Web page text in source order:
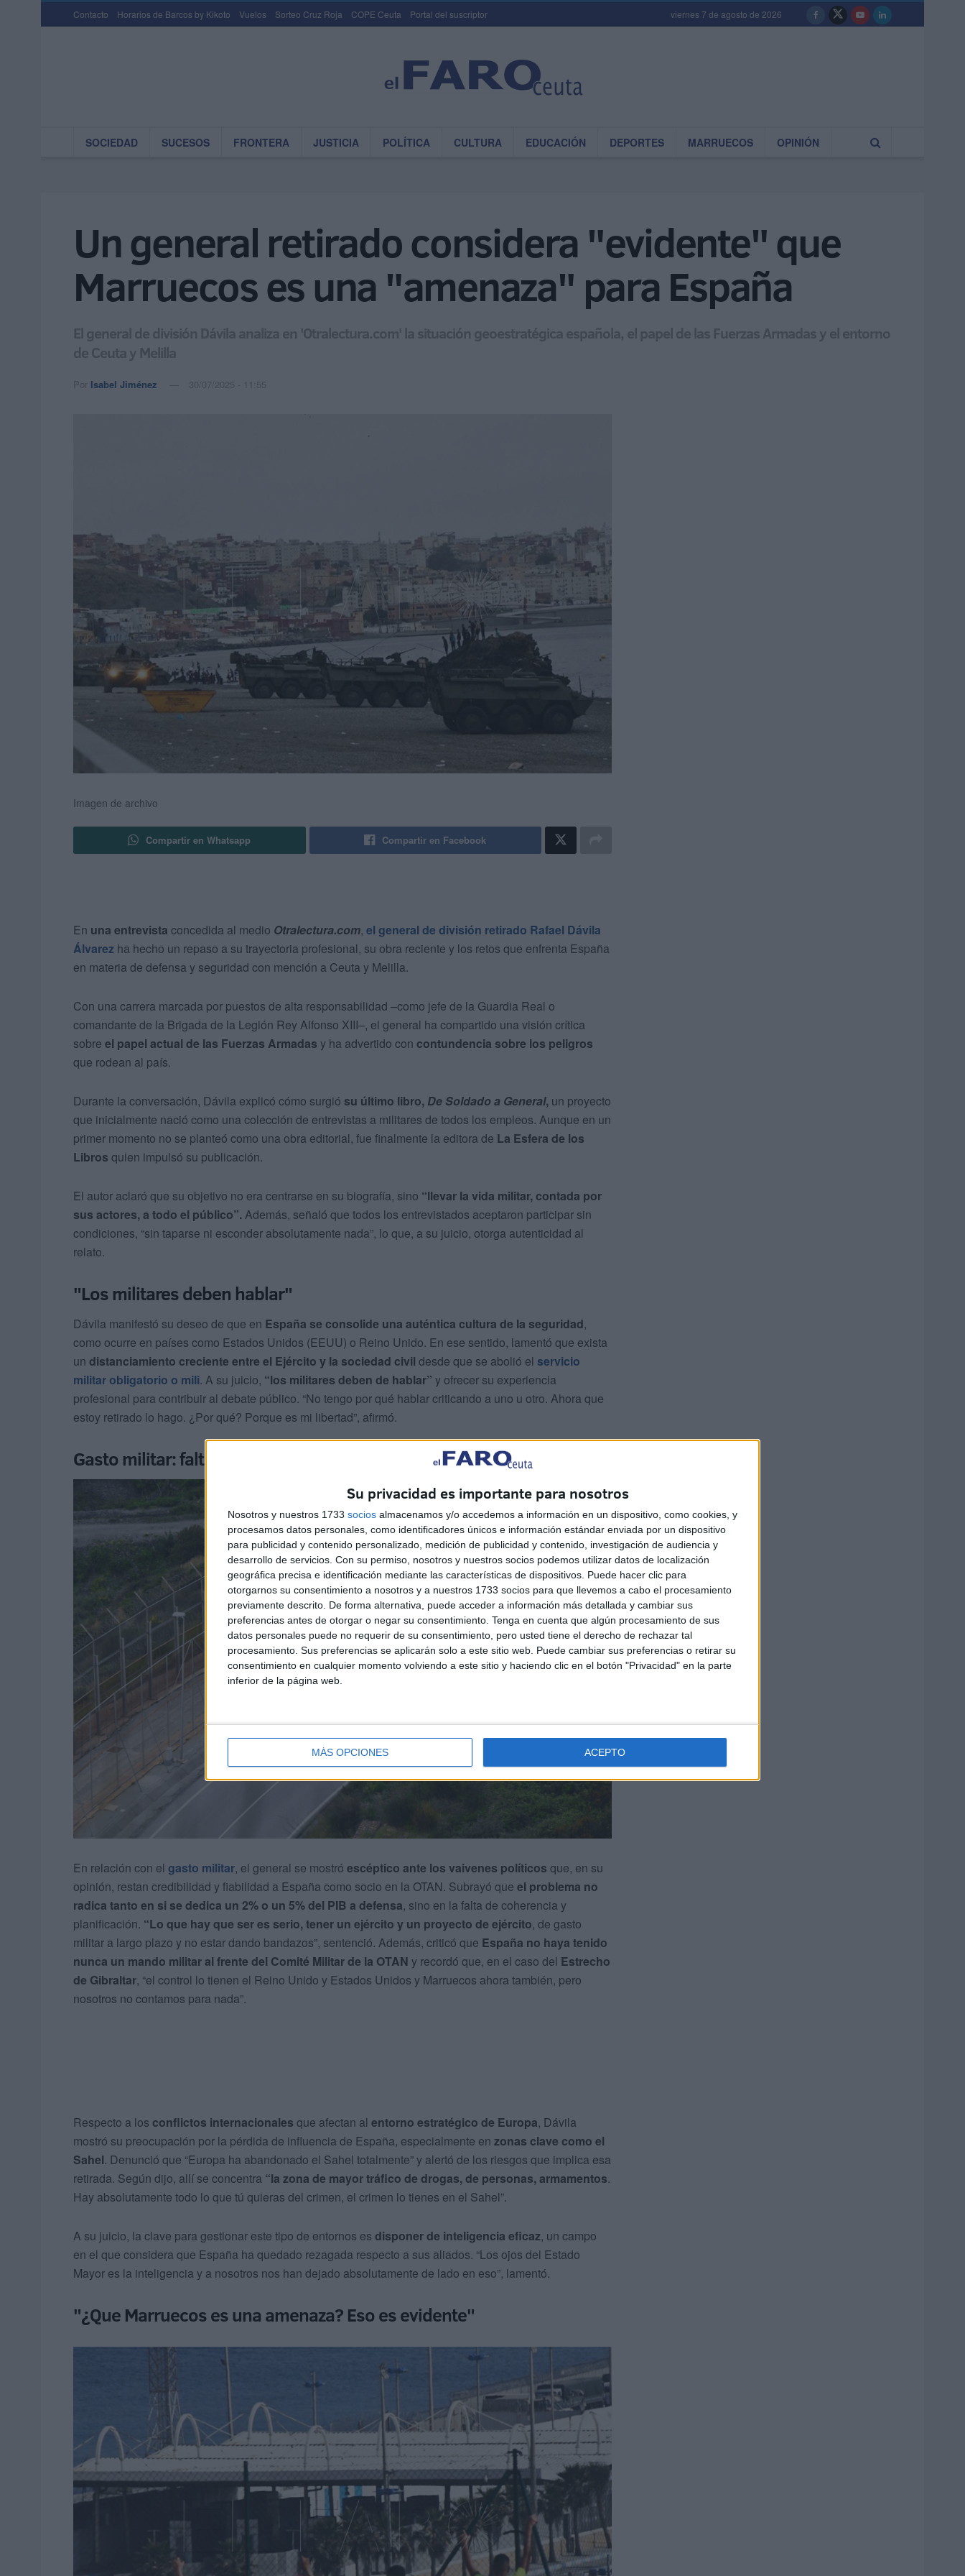
Su privacidad es importante para nosotros
Nosotros y nuestros 1733 socios almacenamos y/o accedemos a información en un dispositivo, como cookies, y
procesamos datos personales, como identificadores únicos e información estándar enviada por un dispositivo
para publicidad y contenido personalizado, medición de publicidad y contenido, investigación de audiencia y
desarrollo de servicios. Con su permiso, nosotros y nuestros socios podemos utilizar datos de localización
geográfica precisa e identificación mediante las características de dispositivos. Puede hacer clic para
otorgarnos su consentimiento a nosotros y a nuestros 1733 socios para que llevemos a cabo el procesamiento
previamente descrito. De forma alternativa, puede acceder a información más detallada y cambiar sus
preferencias antes de otorgar o negar su consentimiento. Tenga en cuenta que algún procesamiento de sus
datos personales puede no requerir de su consentimiento, pero usted tiene el derecho de rechazar tal
procesamiento. Sus preferencias se aplicarán solo a este sitio web. Puede cambiar sus preferencias o retirar su
consentimiento en cualquier momento volviendo a este sitio y haciendo clic en el botón "Privacidad" en la parte
inferior de la página web.
MÁS OPCIONES ACEPTO
Contacto Horarios de Barcos by Kikoto Vuelos Sorteo Cruz Roja COPE Ceuta Portal del suscriptor viernes 7 de agosto de 2026
SOCIEDAD SUCESOS FRONTERA JUSTICIA POLÍTICA CULTURA EDUCACIÓN DEPORTES MARRUECOS OPINIÓN
Un general retirado considera "evidente" que
Marruecos es una "amenaza" para España
El general de división Dávila analiza en 'Otralectura.com' la situación geoestratégica española, el papel de las Fuerzas Armadas y el entorno
de Ceuta y Melilla
Por Isabel Jiménez 30/07/2025 - 11:55
Imagen de archivo
Compartir en Whatsapp Compartir en Facebook
En una entrevista concedida al medio Otralectura.com, el general de división retirado Rafael Dávila
Álvarez ha hecho un repaso a su trayectoria profesional, su obra reciente y los retos que enfrenta España
en materia de defensa y seguridad con mención a Ceuta y Melilla.
Con una carrera marcada por puestos de alta responsabilidad –como jefe de la Guardia Real o
comandante de la Brigada de la Legión Rey Alfonso XIII–, el general ha compartido una visión crítica
sobre el papel actual de las Fuerzas Armadas y ha advertido con contundencia sobre los peligros
que rodean al país.
Durante la conversación, Dávila explicó cómo surgió su último libro, De Soldado a General, un proyecto
que inicialmente nació como una colección de entrevistas a militares de todos los empleos. Aunque en un
primer momento no se planteó como una obra editorial, fue finalmente la editora de La Esfera de los
Libros quien impulsó su publicación.
El autor aclaró que su objetivo no era centrarse en su biografía, sino “llevar la vida militar, contada por
sus actores, a todo el público”. Además, señaló que todos los entrevistados aceptaron participar sin
condiciones, “sin taparse ni esconder absolutamente nada”, lo que, a su juicio, otorga autenticidad al
relato.
"Los militares deben hablar"
Dávila manifestó su deseo de que en España se consolide una auténtica cultura de la seguridad,
como ocurre en países como Estados Unidos (EEUU) o Reino Unido. En ese sentido, lamentó que exista
un distanciamiento creciente entre el Ejército y la sociedad civil desde que se abolió el servicio
militar obligatorio o mili. A su juicio, “los militares deben de hablar” y ofrecer su experiencia
profesional para contribuir al debate público. “No tengo por qué hablar criticando a uno u otro. Ahora que
estoy retirado lo hago. ¿Por qué? Porque es mi libertad”, afirmó.
Gasto militar: falta de coherencia y planificación
En relación con el gasto militar, el general se mostró escéptico ante los vaivenes políticos que, en su
opinión, restan credibilidad y fiabilidad a España como socio en la OTAN. Subrayó que el problema no
radica tanto en si se dedica un 2% o un 5% del PIB a defensa, sino en la falta de coherencia y
planificación. “Lo que hay que ser es serio, tener un ejército y un proyecto de ejército, de gasto
militar a largo plazo y no estar dando bandazos”, sentenció. Además, criticó que España no haya tenido
nunca un mando militar al frente del Comité Militar de la OTAN y recordó que, en el caso del Estrecho
de Gibraltar, “el control lo tienen el Reino Unido y Estados Unidos y Marruecos ahora también, pero
nosotros no contamos para nada”.
Respecto a los conflictos internacionales que afectan al entorno estratégico de Europa, Dávila
mostró su preocupación por la pérdida de influencia de España, especialmente en zonas clave como el
Sahel. Denunció que “Europa ha abandonado el Sahel totalmente” y alertó de los riesgos que implica esa
retirada. Según dijo, allí se concentra “la zona de mayor tráfico de drogas, de personas, armamentos.
Hay absolutamente todo lo que tú quieras del crimen, el crimen lo tienes en el Sahel”.
A su juicio, la clave para gestionar este tipo de entornos es disponer de inteligencia eficaz, un campo
en el que considera que España ha quedado rezagada respecto a sus aliados. “Los ojos del Estado
Mayor es la inteligencia y a nosotros nos han dejado absolutamente de lado en eso”, lamentó.
"¿Que Marruecos es una amenaza? Eso es evidente"